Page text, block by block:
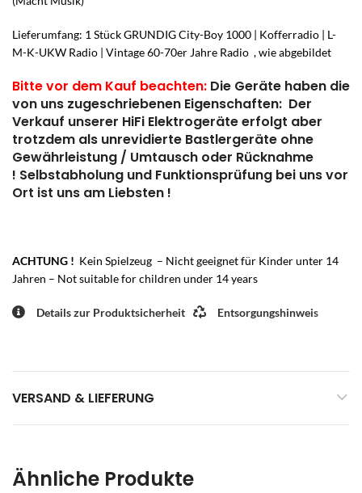
Lieferumfang: 1 Stück GRUNDIG City-Boy 1000 | Kofferradio | L-
M-K-UKW Radio | Vintage 60-70er Jahre Radio , wie abgebildet
Bitte vor dem Kauf beachten: Die Geräte haben die
von uns zugeschriebenen Eigenschaften: Der
Verkauf unserer HiFi Elektrogeräte erfolgt aber
trotzdem als unrevidierte Bastlergeräte ohne
Gewährleistung / Umtausch oder Rücknahme
! Selbstabholung und Funktionsprüfung bei uns vor
Ort ist uns am Liebsten !
ACHTUNG ! Kein Spielzeug – Nicht geeignet für Kinder unter 14
Jahren – Not suitable for children under 14 years
Details zur Produktsicherheit Entsorgungshinweis
VERSAND & LIEFERUNG
Ähnliche Produkte